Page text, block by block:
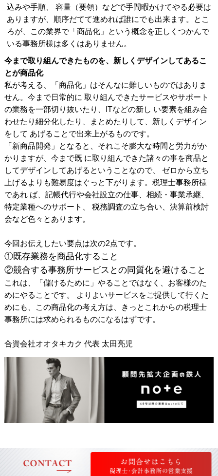
込みや手順、 容量（要領）などで手間暇かけてやる必要は
ありますが、順序だてて進めれば誰にでも出来ます。とこ
ろが、この業界で「商品化」という概念を正しくつかんで
いる事務所様は多くはありません。
今まで取り組んできたものを、新しくデザインしてあるこ
とが商品化
私が考える、「商品化」はそんなに難しいものではありま
せん。今まで日常的に 取り組んできたサービスやサポート
の業務を一部切り抜いたり、ITなどの新し い要素を組み合
わせたり細分化したり、まとめたりして、新しくデザイン
をして あげることで出来上がるものです。
「新商品開発」となると、それこそ膨大な時間と労力がか
かりますが、今まで既 に取り組んできた諸々の事を商品と
してデザインしてあげるということなので、 ゼロから立ち
上げるよりも難易度はぐっと下がります。税理士事務所様
であれ ば、記帳代行や会社設立の仕事、相続・事業承継、
特定業種へのサポート、 税務調査の立ち合い、決算前検討
会など色々とあります。
今回お伝えしたい要点は次の2点です。
①既存業務を商品化すること
②競合する事務所サービスとの同質化を避けること
これは、「儲けるために」やることではなく、お客様のた
めにやることです。 よりよいサービスをご提供して行くた
めにも、この商品化の考え方は、きっとこれからの税理士
事務所には求められるものになるはずです。
合資会社オオタキカク 代表 太田亮児